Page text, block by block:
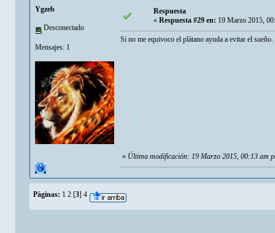
Ygzeb
Desconectado
Mensajes: 1
Respuesta
« Respuesta #29 en: 19 Marzo 2015,
Si no me equivoco el plátano ayuda a evitar el
« Última modificación: 19 Marzo 2015, 00:13 am
Páginas: 1 2 [3] 4